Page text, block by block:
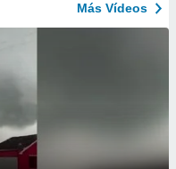
Más Vídeos